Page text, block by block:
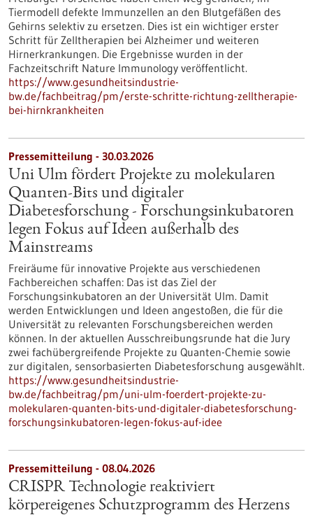
Tiermodell defekte Immunzellen an den Blutgefäßen des
Gehirns selektiv zu ersetzen. Dies ist ein wichtiger erster
Schritt für Zelltherapien bei Alzheimer und weiteren
Hirnerkrankungen. Die Ergebnisse wurden in der
Fachzeitschrift Nature Immunology veröffentlicht.
https://www.gesundheitsindustrie-
bw.de/fachbeitrag/pm/erste-schritte-richtung-zelltherapie-
bei-hirnkrankheiten
Pressemitteilung - 30.03.2026
Uni Ulm fördert Projekte zu molekularen
Quanten-Bits und digitaler
Diabetesforschung - Forschungsinkubatoren
legen Fokus auf Ideen außerhalb des
Mainstreams
Freiräume für innovative Projekte aus verschiedenen
Fachbereichen schaffen: Das ist das Ziel der
Forschungsinkubatoren an der Universität Ulm. Damit
werden Entwicklungen und Ideen angestoßen, die für die
Universität zu relevanten Forschungsbereichen werden
können. In der aktuellen Ausschreibungsrunde hat die Jury
zwei fachübergreifende Projekte zu Quanten-Chemie sowie
zur digitalen, sensorbasierten Diabetesforschung ausgewählt.
https://www.gesundheitsindustrie-
bw.de/fachbeitrag/pm/uni-ulm-foerdert-projekte-zu-
molekularen-quanten-bits-und-digitaler-diabetesforschung-
forschungsinkubatoren-legen-fokus-auf-idee
Pressemitteilung - 08.04.2026
CRISPR Technologie reaktiviert
körpereigenes Schutzprogramm des Herzens